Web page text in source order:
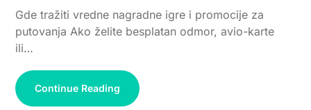
Gde tražiti vredne nagradne igre i promocije za
putovanja Ako želite besplatan odmor, avio-karte
ili…
Continue Reading